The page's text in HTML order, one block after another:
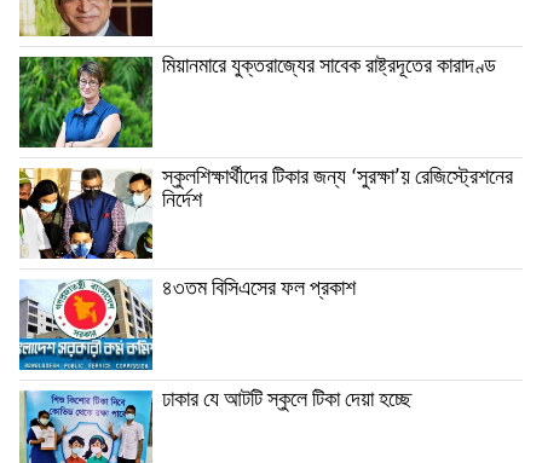
মিয়ানমারে যুক্তরাজ্যের সাবেক রাষ্ট্রদূতের কারাদণ্ড
স্কুলশিক্ষার্থীদের টিকার জন্য ‘সুরক্ষা’য় রেজিস্ট্রেশনের
নির্দেশ
৪৩তম বিসিএসের ফল প্রকাশ
ঢাকার যে আটটি স্কুলে টিকা দেয়া হচ্ছে